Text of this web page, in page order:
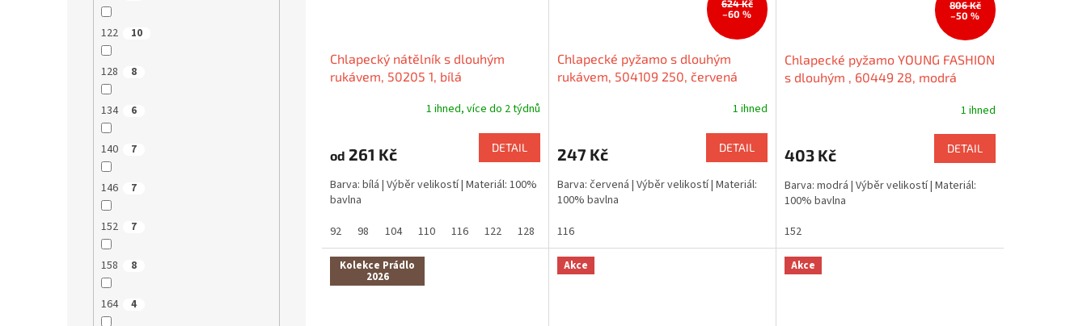
122 10
128 8
134 6
140 7
146 7
152 7
158 8
164 4
Chlapecký nátělník s dlouhým
rukávem, 50205 1, bílá
1 ihned, více do 2 týdnů
od 261 Kč DETAIL
Barva: bílá | Výběr velikostí | Materiál: 100%
bavlna
92
98 104 110 116 122 128 134
624 Kč
–60 %
Chlapecké pyžamo s dlouhým
rukávem, 504109 250, červená
1 ihned
247 Kč DETAIL
Barva: červená | Výběr velikostí | Materiál:
100% bavlna
116
806 Kč
–50 %
Chlapecké pyžamo YOUNG FASHION
s dlouhým , 60449 28, modrá
1 ihned
403 Kč DETAIL
Barva: modrá | Výběr velikostí | Materiál:
100% bavlna
152
Kolekce Prádlo
2026
Akce Akce